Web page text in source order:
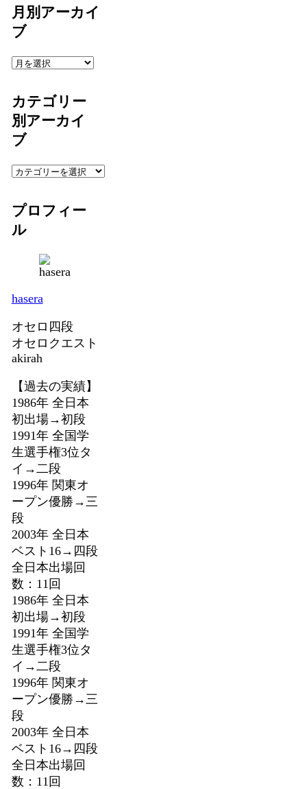
月別アーカイ
ブ
月
ア
ー
カ
イ
ブ
カテゴリー
別アーカイ
ブ
カ
ゴ
リ
ー
カ
イ
ブ
プロフィー
ル
hasera
オセロ四段
オセロクエスト
akirah
【過去の実績】
1986年 全日本
初出場→初段
1991年 全国学
生選手権3位タ
イ→二段
1996年 関東オ
ープン優勝→三
段
2003年 全日本
ベスト16→四段
全日本出場回
数：11回
1986年 全日本
初出場→初段
1991年 全国学
生選手権3位タ
イ→二段
1996年 関東オ
ープン優勝→三
段
2003年 全日本
ベスト16→四段
全日本出場回
数：11回